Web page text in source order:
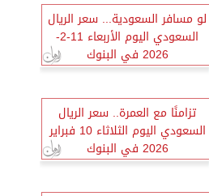
لو مسافر السعودية... سعر الريال
السعودي اليوم الأربعاء 11-2-
2026 في البنوك
تزامنًا مع العمرة.. سعر الريال
السعودي اليوم الثلاثاء 10 فبراير
2026 في البنوك